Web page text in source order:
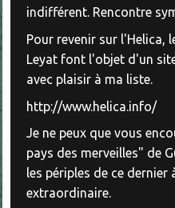
indifférent. Rencontre
Pour revenir sur l'Helica,
Leyat font l'objet d'un
avec plaisir à ma liste.
http://www.helica.info/
Je ne peux que vous
pays des merveilles" de
les périples de ce dernier
extraordinaire.